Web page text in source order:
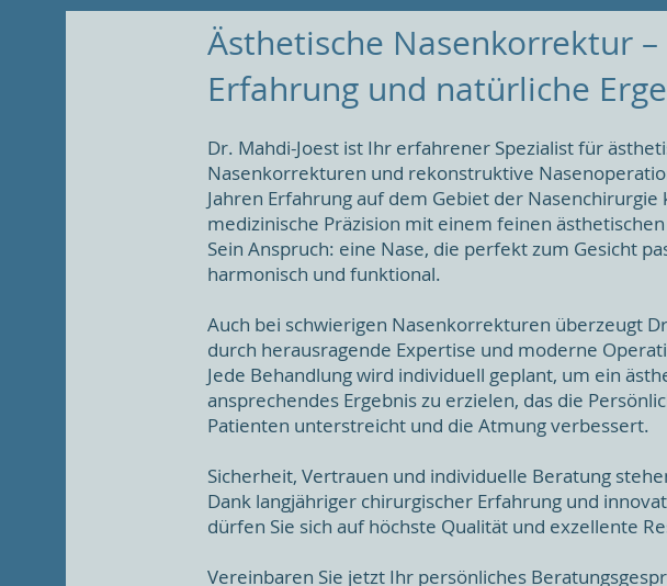
Ästhetische Nasenkorrektur –
Erfahrung und natürliche
Dr. Mahdi-Joest ist Ihr erfahrener Spezialist für
Nasenkorrekturen und rekonstruktive
Jahren Erfahrung auf dem Gebiet der
medizinische Präzision mit einem feinen
Sein Anspruch: eine Nase, die perfekt zum Gesicht
harmonisch und funktional.
Auch bei schwierigen Nasenkorrekturen überzeugt
durch herausragende Expertise und moderne
Jede Behandlung wird individuell geplant, um ein
ansprechendes Ergebnis zu erzielen, das die
Patienten unterstreicht und die Atmung verbessert.
Sicherheit, Vertrauen und individuelle Beratung
Dank langjähriger chirurgischer Erfahrung und
dürfen Sie sich auf höchste Qualität und exzellente
Vereinbaren Sie jetzt Ihr persönliches